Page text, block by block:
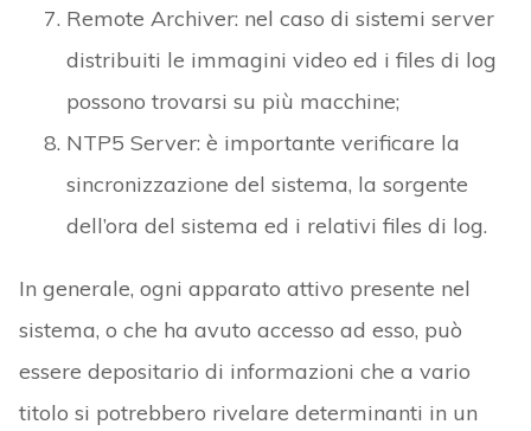
Remote Archiver: nel caso di sistemi server
distribuiti le immagini video ed i files di log
possono trovarsi su più macchine;
NTP5 Server: è importante verificare la
sincronizzazione del sistema, la sorgente
dell’ora del sistema ed i relativi files di log.
In generale, ogni apparato attivo presente nel
sistema, o che ha avuto accesso ad esso, può
essere depositario di informazioni che a vario
titolo si potrebbero rivelare determinanti in un